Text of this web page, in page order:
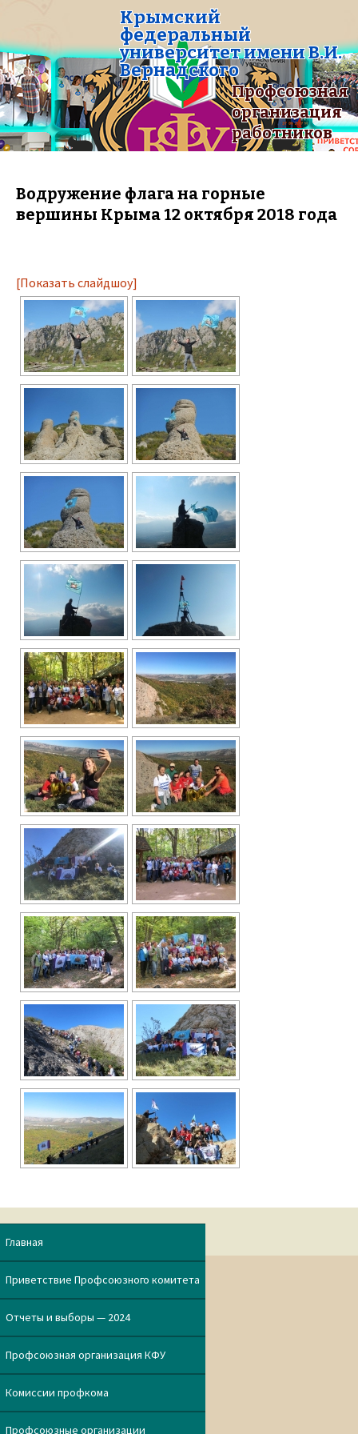
Крымский
федеральный
университет имени В.И.
Вернадского
Профсоюзная
организация
работников
Водружение флага на горные
вершины Крыма 12 октября 2018 года
[Показать слайдшоу]
Главная
Приветствие Профсоюзного комитета
Отчеты и выборы — 2024
Профсоюзная организация КФУ
Комиссии профкома
Профсоюзные организации